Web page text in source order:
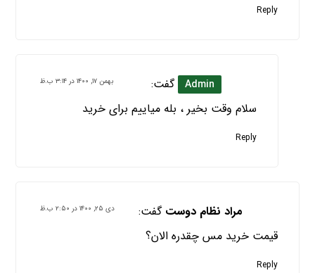
Reply
Admin گفت: بهمن ۱۷, ۱۴۰۰ در ۳:۱۴ ب.ظ
سلام وقت بخیر ، بله میاییم برای خرید
Reply
مراد نظام دوست گفت: دی ۲۵, ۱۴۰۰ در ۲:۵۰ ب.ظ
قیمت خرید مس چقدره الان؟
Reply